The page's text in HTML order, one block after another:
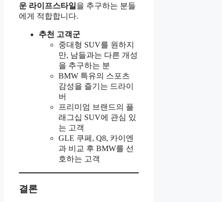
운 라이프스타일 을 추구하는 분들
에게 적합합니다.
추천 고객군
중대형 SUV를 원하지
만, 남들과는 다른 개성
을 추구하는 분
BMW 특유의 스포츠
감성을 즐기는 드라이
버
프리미엄 브랜드의 플
래그십 SUV에 관심 있
는 고객
GLE 쿠페, Q8, 카이엔
과 비교 후 BMW를 선
호하는 고객
결론